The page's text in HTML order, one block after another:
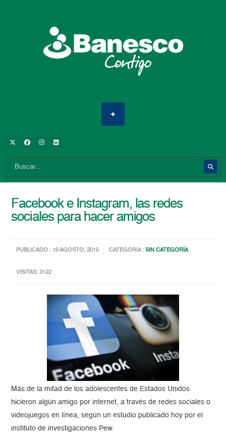
Facebook e Instagram, las redes
sociales para hacer amigos
PUBLICADO : 10 AGOSTO, 2015 CATEGORIA :SIN CATEGORÍA
VISITAS: 3122
Más de la mitad de los adolescentes de Estados Unidos
hicieron algún amigo por internet, a través de redes sociales o
videojuegos en línea, según un estudio publicado hoy por el
instituto de investigaciones Pew.